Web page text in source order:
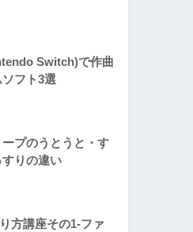
Switch)で作曲
フト3選
プのうとうと・す
りの違い
方講座その1-ファ